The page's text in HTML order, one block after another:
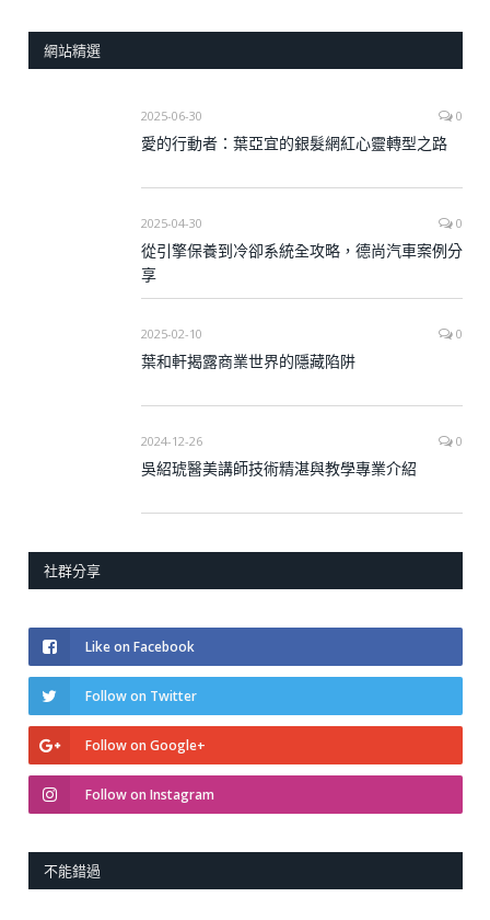
網站精選
2025-06-30 0
愛的行動者：葉亞宜的銀髮網紅心靈轉型之路
2025-04-30 0
從引擎保養到冷卻系統全攻略，德尚汽車案例分
享
2025-02-10 0
葉和軒揭露商業世界的隱藏陷阱
2024-12-26 0
吳紹琥醫美講師技術精湛與教學專業介紹
社群分享
Like on Facebook
Follow on Twitter
Follow on Google+
Follow on Instagram
不能錯過